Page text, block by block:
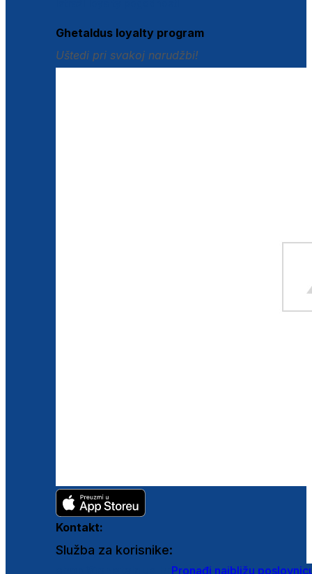
Ghetaldus loyalty program
Uštedi pri svakoj narudžbi!
Kontakt:
Služba za korisnike:
Pronađi najbližu